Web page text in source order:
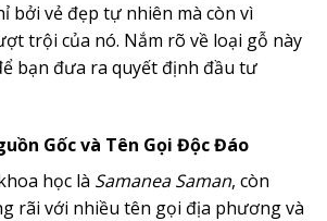
bởi vẻ đẹp tự nhiên mà còn vì
trội của nó. Nắm rõ về loại gỗ này
bạn đưa ra quyết định đầu tư
Gốc và Tên Gọi Độc Đáo
học là Samanea Saman, còn
rãi với nhiều tên gọi địa phương và